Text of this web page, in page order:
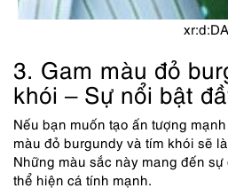
3. Gam màu đỏ
khói – Sự nổi bật
Nếu bạn muốn tạo ấn tượng
màu đỏ burgundy và tím khói sẽ
Những màu sắc này mang đến
thể hiện cá tính mạnh.